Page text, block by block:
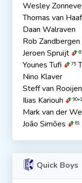
Wesley
Thomas van
Daan Walraven
Rob Zandbergen
Jeroen Spruijt
Younes Tufi
75
Nino Klaver
Steff van Rooijen
Ilias Kariouh
90+1
Mark van der
João Simões 81
Quick Boys